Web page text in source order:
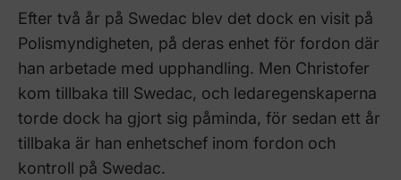
Efter två år på Swedac blev det dock en visit på
Polismyndigheten, på deras enhet för fordon där
han arbetade med upphandling. Men Christofer
kom tillbaka till Swedac, och ledaregenskaperna
torde dock ha gjort sig påminda, för sedan ett år
tillbaka är han enhetschef inom fordon och
kontroll på Swedac.